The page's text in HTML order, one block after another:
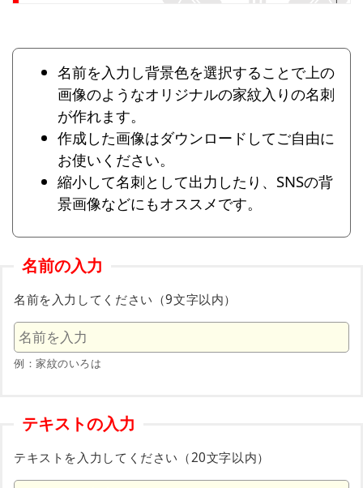
名前を入力し背景色を選択することで上の
画像のようなオリジナルの家紋入りの名刺
が作れます。
作成した画像はダウンロードしてご自由に
お使いください。
縮小して名刺として出力したり、SNSの背
景画像などにもオススメです。
名前の入力
名前を入力してください（9文字以内）
例：家紋のいろは
テキストの入力
テキストを入力してください（20文字以内）